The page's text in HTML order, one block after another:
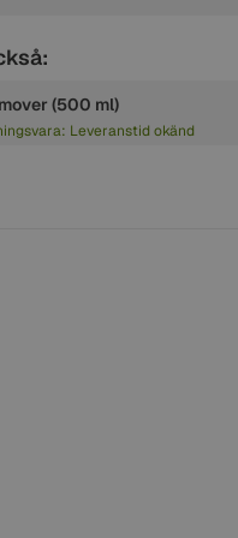
(500 ml)
Leveranstid okänd